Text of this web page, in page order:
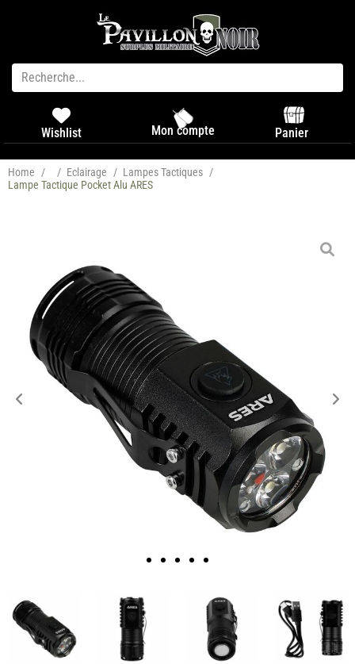
Wishlist Mon compte Panier
Home / / Eclairage / Lampes Tactiques /
Lampe Tactique Pocket Alu ARES